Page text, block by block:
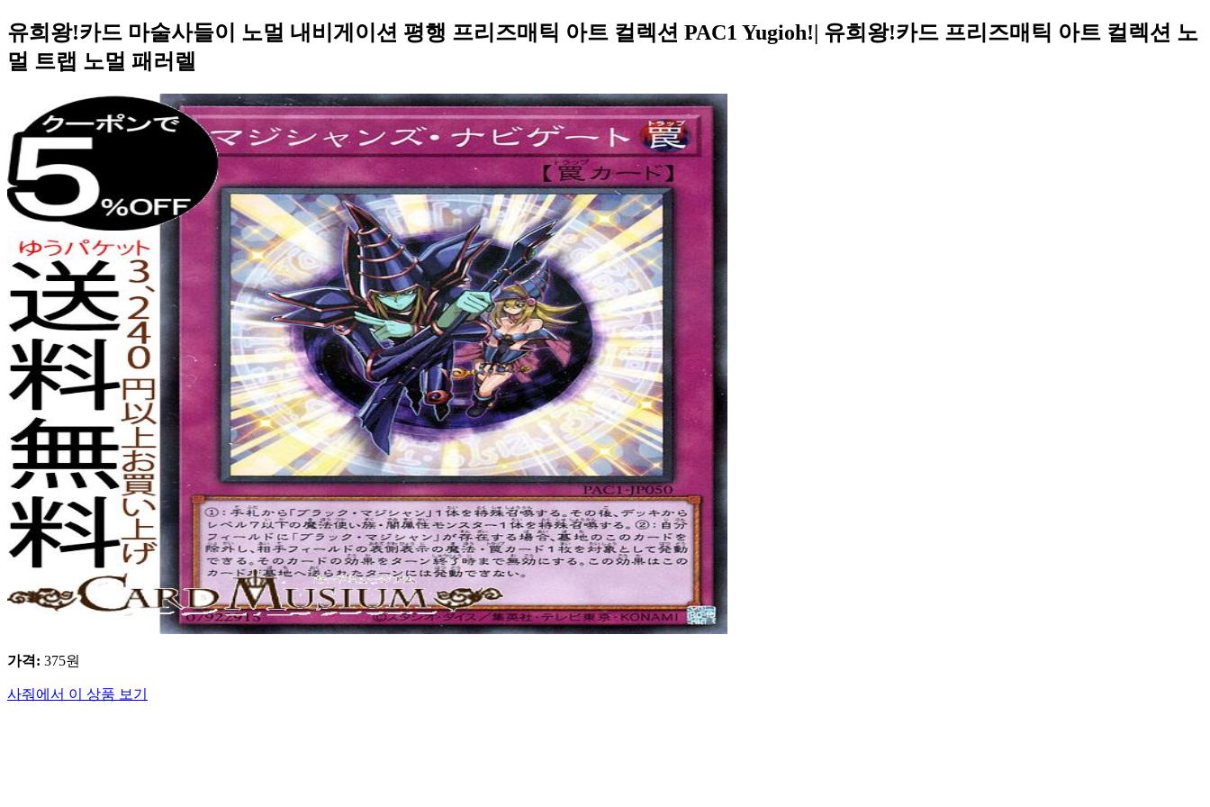
유희왕!카드 마술사들이 노멀 내비게이션 평행 프리즈매틱 아트 컬렉션 PAC1 Yugioh!| 유희왕!카드 프리즈매틱 아트 컬렉션 노
멀 트랩 노멀 패러렐
가격: 375원
사줘에서 이 상품 보기